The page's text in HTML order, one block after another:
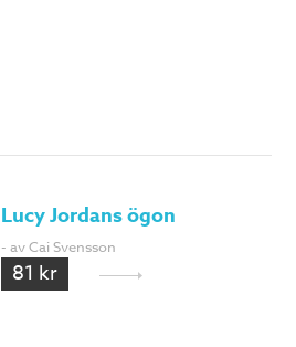
Lucy Jordans ögon
- av Cai Svensson
81 kr